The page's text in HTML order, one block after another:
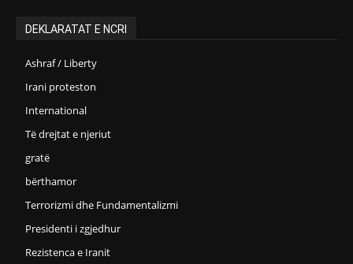
DEKLARATAT E NCRI
Ashraf / Liberty
Irani proteston
International
Të drejtat e njeriut
gratë
bërthamor
Terrorizmi dhe Fundamentalizmi
Presidenti i zgjedhur
Rezistenca e Iranit